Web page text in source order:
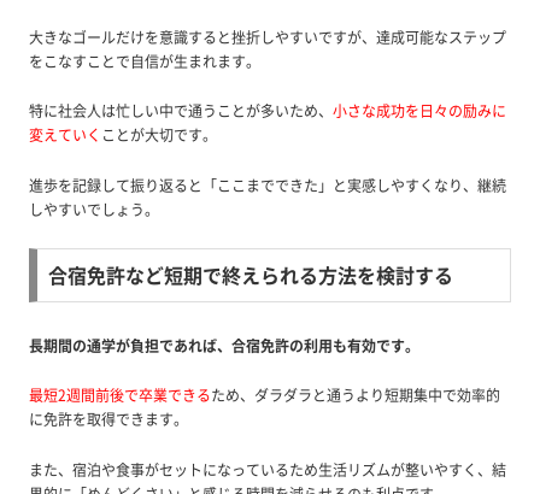
大きなゴールだけを意識すると挫折しやすいですが、達成可能なステップ
をこなすことで自信が生まれます。
特に社会人は忙しい中で通うことが多いため、 小さな成功を日々の励みに
変えていく ことが大切です。
進歩を記録して振り返ると「ここまでできた」と実感しやすくなり、継続
しやすいでしょう。
合宿免許など短期で終えられる方法を検討する
長期間の通学が負担であれば、合宿免許の利用も有効です。
最短2週間前後で卒業できるため、ダラダラと通うより短期集中で効率的
に免許を取得できます。
また、宿泊や食事がセットになっているため生活リズムが整いやすく、結